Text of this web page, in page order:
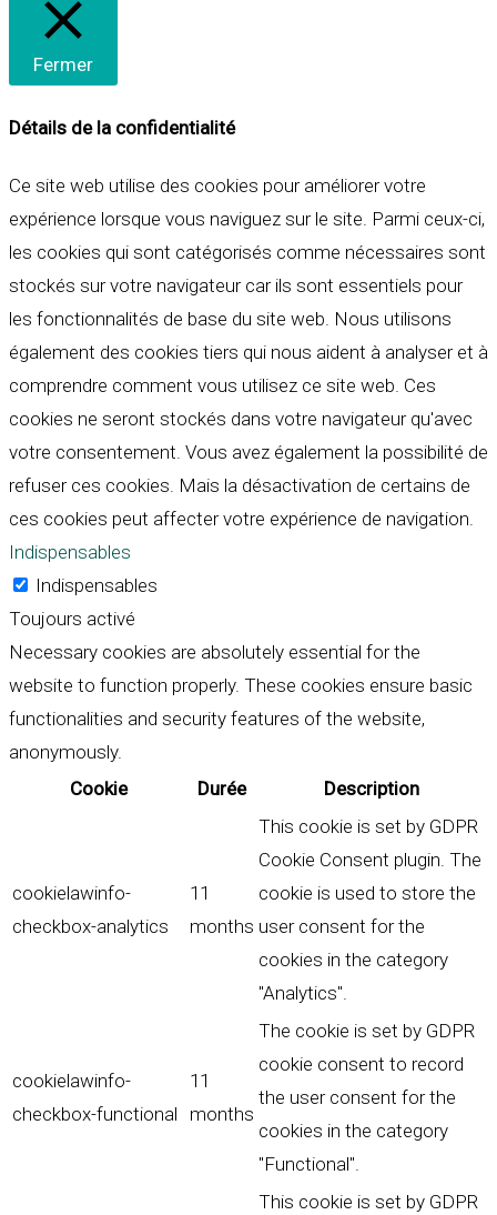
Fermer
Détails de la confidentialité
Ce site web utilise des cookies pour améliorer votre
expérience lorsque vous naviguez sur le site. Parmi ceux-ci,
les cookies qui sont catégorisés comme nécessaires sont
stockés sur votre navigateur car ils sont essentiels pour
les fonctionnalités de base du site web. Nous utilisons
également des cookies tiers qui nous aident à analyser et à
comprendre comment vous utilisez ce site web. Ces
cookies ne seront stockés dans votre navigateur qu'avec
votre consentement. Vous avez également la possibilité de
refuser ces cookies. Mais la désactivation de certains de
ces cookies peut affecter votre expérience de navigation.
Indispensables
Indispensables
Toujours activé
Necessary cookies are absolutely essential for the
website to function properly. These cookies ensure basic
functionalities and security features of the website,
anonymously.
Cookie
Durée Description
cookielawinfo-
checkbox-analytics
11
months
This cookie is set by GDPR
Cookie Consent plugin. The
cookie is used to store the
user consent for the
cookies in the category
"Analytics".
cookielawinfo-
checkbox-functional
11
months
The cookie is set by GDPR
cookie consent to record
the user consent for the
cookies in the category
"Functional".
This cookie is set by GDPR